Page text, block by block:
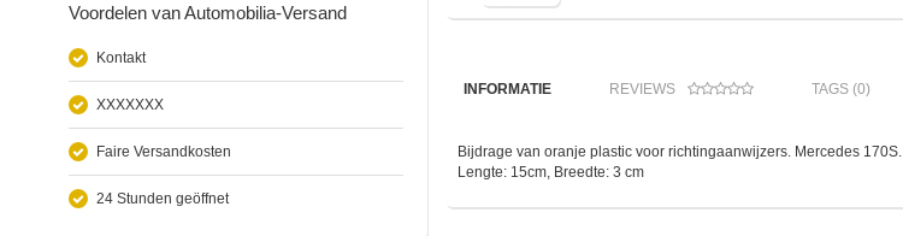
Voordelen van Automobilia-Versand
Kontakt
XXXXXXX
Faire Versandkosten
24 Stunden geöffnet
INFORMATIE REVIEWS TAGS (0)
Bijdrage van oranje plastic voor richtingaanwijzers. Mercedes 170S.
Lengte: 15cm, Breedte: 3 cm